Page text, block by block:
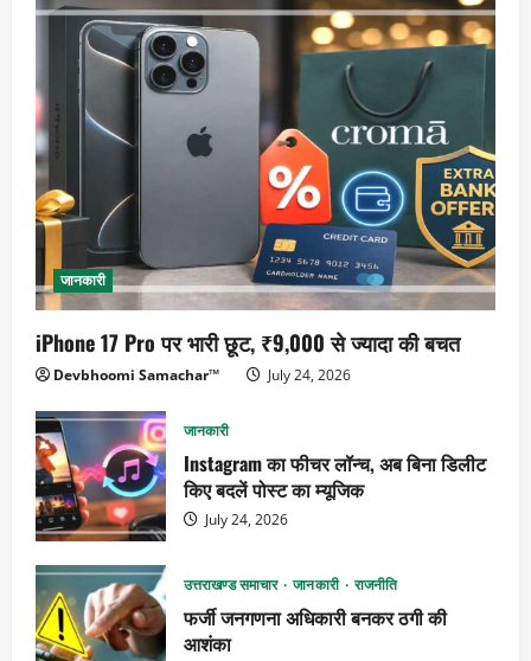
जानकारी
iPhone 17 Pro पर भारी छूट, ₹9,000 से ज्यादा की बचत
Devbhoomi Samachar™ July 24, 2026
जानकारी
Instagram का फीचर लॉन्च, अब बिना डिलीट
किए बदलें पोस्ट का म्यूजिक
July 24, 2026
उत्तराखण्ड समाचार जानकारी राजनीति
फर्जी जनगणना अधिकारी बनकर ठगी की
आशंका